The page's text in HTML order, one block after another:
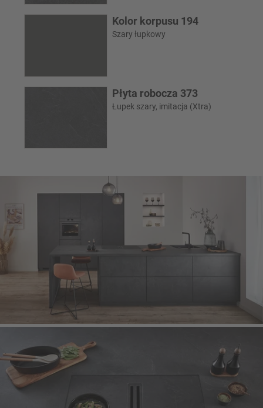
Kolor korpusu 194
Szary łupkowy
Płyta robocza 373
Łupek szary, imitacja (Xtra)